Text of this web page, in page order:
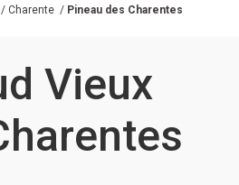
/ Charente / Pineau des Charentes
Vieux